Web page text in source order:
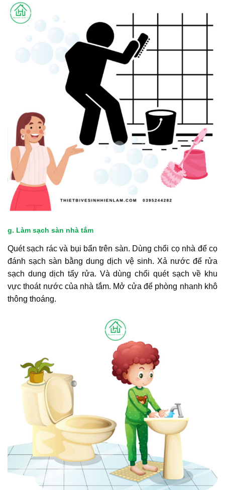
g. Làm sạch sàn nhà tắm
Quét sạch rác và bụi bẩn trên sàn. Dùng chổi cọ nhà để cọ
đánh sạch sàn bằng dung dịch vệ sinh. Xả nước để rửa
sạch dung dịch tẩy rửa. Và dùng chổi quét sạch về khu
vực thoát nước của nhà tắm. Mở cửa để phòng nhanh khô
thông thoáng.